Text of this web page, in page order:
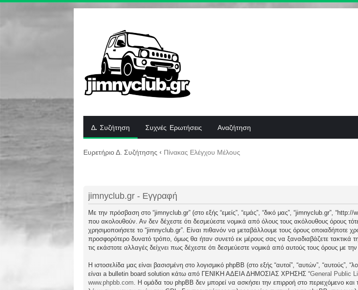
Δ. Συζήτηση Συχνές Ερωτήσεις Αναζήτηση
Ευρετήριο Δ. Συζήτησης ‹ Πίνακας Ελέγχου Μέλους
jimnyclub.gr - Εγγραφή
Με την πρόσβαση στο “jimnyclub.gr” (στο εξής “εμείς”, “εμάς”, “δικό μας”, “jimnyclub.gr”,
που ακολουθούν. Αν δεν δέχεστε ότι δεσμεύεστε νομικά από όλους τους ακόλουθους όρους
χρησιμοποιήσετε το “jimnyclub.gr”. Είναι πιθανόν να μεταβάλλουμε τους όρους οποιαδήποτε
προσφορότερο δυνατό τρόπο, όμως θα ήταν συνετό εκ μέρους σας να ξαναδιαβάζετε τακτικά
τις εκάστοτε αλλαγές δείχνει πως δέχεστε ότι δεσμεύεστε νομικά από αυτούς τους όρους με
Η ιστοσελίδα μας είναι βασισμένη στο λογισμικό phpBB (στο εξής “αυτοί”, “αυτών”,
είναι a bulletin board solution κάτω από ΓΕΝΙΚΗ ΑΔΕΙΑ ΔΗΜΟΣΙΑΣ ΧΡΗΣΗΣ “General Public
www.phpbb.com. Η ομάδα του phpBB δεν μπορεί να ασκήσει την επιρροή στο περιεχόμενο και